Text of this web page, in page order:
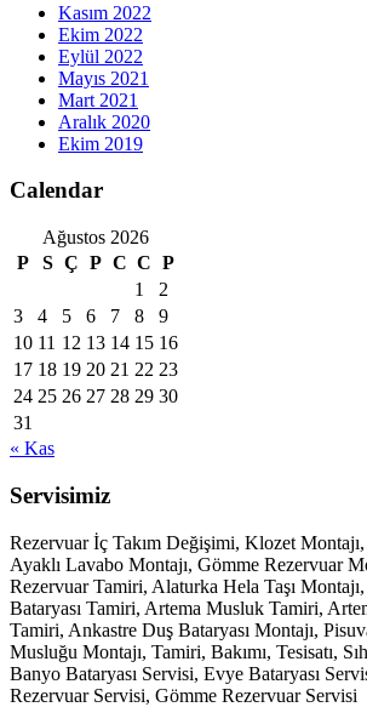
Kasım 2022
Ekim 2022
Eylül 2022
Mayıs 2021
Mart 2021
Aralık 2020
Ekim 2019
Calendar
Ağustos 2026
P
S Ç P C C P
1
2
3
4 5 6 7 8
9
10 11 12 13 14 15 16
17 18 19 20 21 22 23
24 25 26 27 28 29 30
31
« Kas
Servisimiz
Rezervuar İç Takım Değişimi, Klozet
Ayaklı Lavabo Montajı, Gömme Rezervuar
Rezervuar Tamiri, Alaturka Hela Taşı
Bataryası Tamiri, Artema Musluk Tamiri,
Tamiri, Ankastre Duş Bataryası Montajı,
Musluğu Montajı, Tamiri, Bakımı, Tesisatı,
Banyo Bataryası Servisi, Evye Bataryası
Rezervuar Servisi, Gömme Rezervuar Servisi